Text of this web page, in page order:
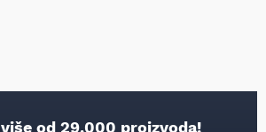
od 29.000 proizvoda!